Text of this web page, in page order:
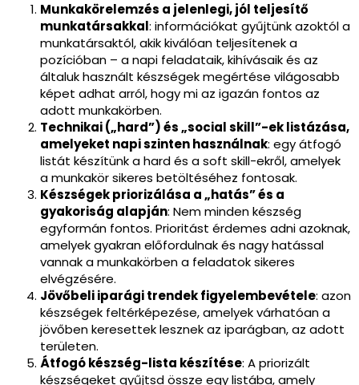
Munkakörelemzés a jelenlegi, jól teljesítő
munkatársakkal: információkat gyűjtünk azoktól a
munkatársaktól, akik kiválóan teljesítenek a
pozícióban – a napi feladataik, kihívásaik és az
általuk használt készségek megértése világosabb
képet adhat arról, hogy mi az igazán fontos az
adott munkakörben.
Technikai („hard”) és „social skill”-ek listázása,
amelyeket napi szinten használnak: egy átfogó
listát készítünk a hard és a soft skill-ekről, amelyek
a munkakör sikeres betöltéséhez fontosak.
Készségek priorizálása a „hatás” és a
gyakoriság alapján: Nem minden készség
egyformán fontos. Prioritást érdemes adni azoknak,
amelyek gyakran előfordulnak és nagy hatással
vannak a munkakörben a feladatok sikeres
elvégzésére.
Jövőbeli iparági trendek figyelembevétele: azon
készségek feltérképezése, amelyek várhatóan a
jövőben keresettek lesznek az iparágban, az adott
területen.
Átfogó készség-lista készítése: A priorizált
készségeket gyűjtsd össze egy listába, amely